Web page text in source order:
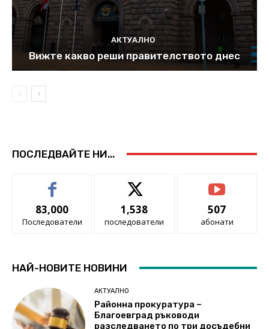
АКТУАЛНО
Вижте какво реши правителството днес
ПОСЛЕДВАЙТЕ НИ...
83,000
Последователи
1,538
последователи
507
абонати
НАЙ-НОВИТЕ НОВИНИ
АКТУАЛНО
Районна прокуратура –
Благоевград ръководи
разследването по три досъдебни